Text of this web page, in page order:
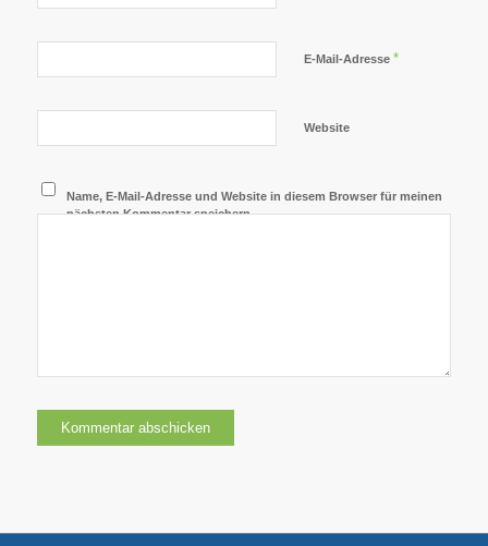
E-Mail-Adresse *
Website
Name, E-Mail-Adresse und Website in diesem Browser für meinen
nächsten Kommentar speichern.